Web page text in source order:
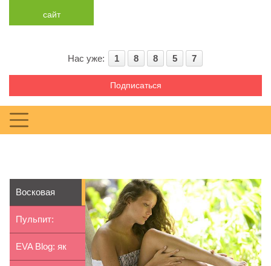
сайт
Нас уже: 1 8 8 5 7
Подписаться
Восковая
эпиляция:
плюсы,
Пульпит:
причины,
EVA Blog: як